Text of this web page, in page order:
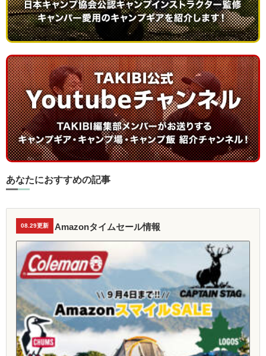
あなたにおすすめの記事
08.29更新 Amazonタイムセール情報